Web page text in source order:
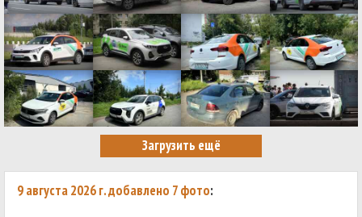
9 августа 2026 г. добавлено 7 фото: